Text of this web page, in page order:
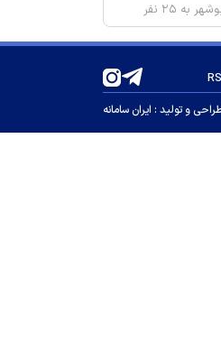
در نیروگاه هسته‌ای بوشهر به ۲۵ نفر
ما
وزیرم کشور
و تولید : ایران سامانه